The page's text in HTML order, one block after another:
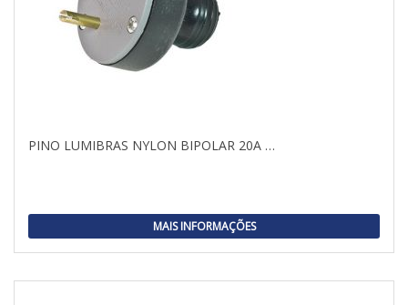
PINO LUMIBRAS NYLON BIPOLAR 20A …
MAIS INFORMAÇÕES